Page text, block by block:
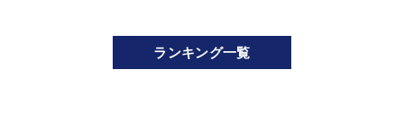
ランキング一覧